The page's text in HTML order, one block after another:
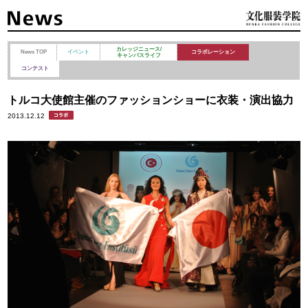
News TOP イベント
カレッジニュース/
キャンパスライフ
コラボレーション
コンテスト
トルコ大使館主催のファッションショーに衣装・演出協力
2013.12.12